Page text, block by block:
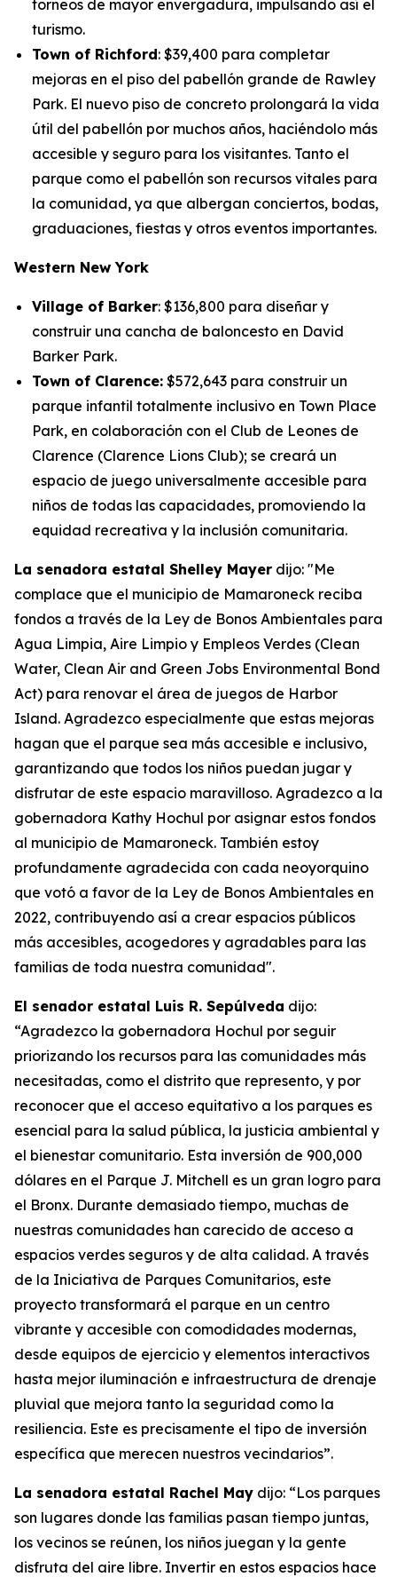
torneos de mayor envergadura, impulsando así el
turismo.
Town of Richford: $39,400 para completar
mejoras en el piso del pabellón grande de Rawley
Park. El nuevo piso de concreto prolongará la vida
útil del pabellón por muchos años, haciéndolo más
accesible y seguro para los visitantes. Tanto el
parque como el pabellón son recursos vitales para
la comunidad, ya que albergan conciertos, bodas,
graduaciones, fiestas y otros eventos importantes.
Western New York
Village of Barker: $136,800 para diseñar y
construir una cancha de baloncesto en David
Barker Park.
Town of Clarence: $572,643 para construir un
parque infantil totalmente inclusivo en Town Place
Park, en colaboración con el Club de Leones de
Clarence (Clarence Lions Club); se creará un
espacio de juego universalmente accesible para
niños de todas las capacidades, promoviendo la
equidad recreativa y la inclusión comunitaria.
La senadora estatal Shelley Mayer dijo: "Me
complace que el municipio de Mamaroneck reciba
fondos a través de la Ley de Bonos Ambientales para
Agua Limpia, Aire Limpio y Empleos Verdes (Clean
Water, Clean Air and Green Jobs Environmental Bond
Act) para renovar el área de juegos de Harbor
Island. Agradezco especialmente que estas mejoras
hagan que el parque sea más accesible e inclusivo,
garantizando que todos los niños puedan jugar y
disfrutar de este espacio maravilloso. Agradezco a la
gobernadora Kathy Hochul por asignar estos fondos
al municipio de Mamaroneck. También estoy
profundamente agradecida con cada neoyorquino
que votó a favor de la Ley de Bonos Ambientales en
2022, contribuyendo así a crear espacios públicos
más accesibles, acogedores y agradables para las
familias de toda nuestra comunidad".
El senador estatal Luis R. Sepúlveda dijo:
“Agradezco la gobernadora Hochul por seguir
priorizando los recursos para las comunidades más
necesitadas, como el distrito que represento, y por
reconocer que el acceso equitativo a los parques es
esencial para la salud pública, la justicia ambiental y
el bienestar comunitario. Esta inversión de 900,000
dólares en el Parque J. Mitchell es un gran logro para
el Bronx. Durante demasiado tiempo, muchas de
nuestras comunidades han carecido de acceso a
espacios verdes seguros y de alta calidad. A través
de la Iniciativa de Parques Comunitarios, este
proyecto transformará el parque en un centro
vibrante y accesible con comodidades modernas,
desde equipos de ejercicio y elementos interactivos
hasta mejor iluminación e infraestructura de drenaje
pluvial que mejora tanto la seguridad como la
resiliencia. Este es precisamente el tipo de inversión
específica que merecen nuestros vecindarios”.
La senadora estatal Rachel May dijo: “Los parques
son lugares donde las familias pasan tiempo juntas,
los vecinos se reúnen, los niños juegan y la gente
disfruta del aire libre. Invertir en estos espacios hace